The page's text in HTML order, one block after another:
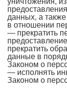
данных, а
в отношении
— прекратить
прекратить
данные в
Законом о
— исполнять
Законом о